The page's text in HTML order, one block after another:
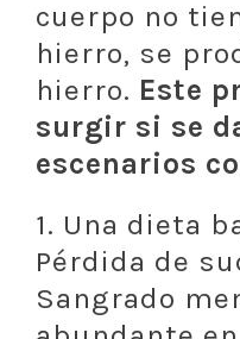
cuerpo no
hierro, se
hierro. Este
surgir si se
escenarios
1. Una dieta
Pérdida de
Sangrado